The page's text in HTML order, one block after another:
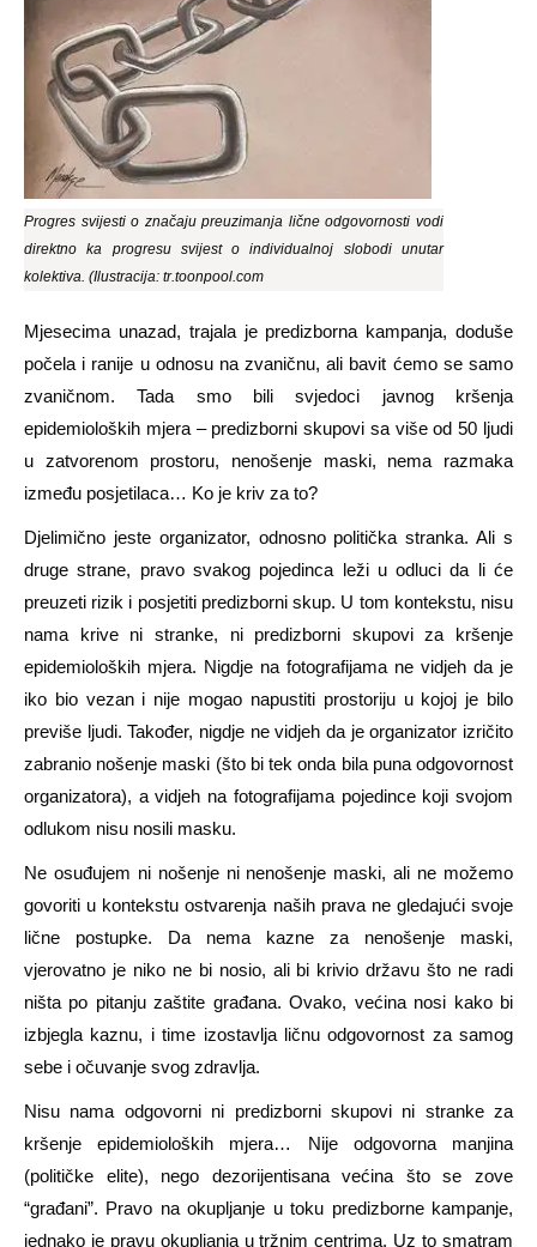
Progres svijesti o značaju preuzimanja lične odgovornosti vodi
direktno ka progresu svijest o individualnoj slobodi unutar
kolektiva. (Ilustracija: tr.toonpool.com
Mjesecima unazad, trajala je predizborna kampanja, doduše
počela i ranije u odnosu na zvaničnu, ali bavit ćemo se samo
zvaničnom. Tada smo bili svjedoci javnog kršenja
epidemioloških mjera – predizborni skupovi sa više od 50 ljudi
u zatvorenom prostoru, nenošenje maski, nema razmaka
između posjetilaca… Ko je kriv za to?
Djelimično jeste organizator, odnosno politička stranka. Ali s
druge strane, pravo svakog pojedinca leži u odluci da li će
preuzeti rizik i posjetiti predizborni skup. U tom kontekstu, nisu
nama krive ni stranke, ni predizborni skupovi za kršenje
epidemioloških mjera. Nigdje na fotografijama ne vidjeh da je
iko bio vezan i nije mogao napustiti prostoriju u kojoj je bilo
previše ljudi. Također, nigdje ne vidjeh da je organizator izričito
zabranio nošenje maski (što bi tek onda bila puna odgovornost
organizatora), a vidjeh na fotografijama pojedince koji svojom
odlukom nisu nosili masku.
Ne osuđujem ni nošenje ni nenošenje maski, ali ne možemo
govoriti u kontekstu ostvarenja naših prava ne gledajući svoje
lične postupke. Da nema kazne za nenošenje maski,
vjerovatno je niko ne bi nosio, ali bi krivio državu što ne radi
ništa po pitanju zaštite građana. Ovako, većina nosi kako bi
izbjegla kaznu, i time izostavlja ličnu odgovornost za samog
sebe i očuvanje svog zdravlja.
Nisu nama odgovorni ni predizborni skupovi ni stranke za
kršenje epidemioloških mjera… Nije odgovorna manjina
(političke elite), nego dezorijentisana većina što se zove
“građani”. Pravo na okupljanje u toku predizborne kampanje,
jednako je pravu okupljanja u tržnim centrima. Uz to smatram